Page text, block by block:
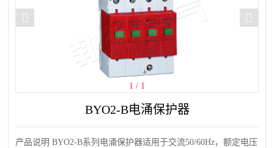
1 / 1
BYO2-B电涌保护器
产品说明 BYO2-B系列电涌保护器适用于交流50/60Hz，额定电压